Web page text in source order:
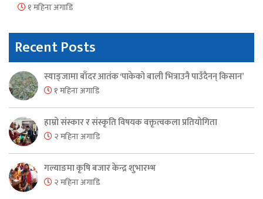
१ महिना अगाडि
Recent Posts
स्याङ्जामा बाँदर आतंक ‘पाकेको बाली भित्राउनै पाउँदैनन् किसान’
१ महिना अगाडि
हाम्रो संस्कार र संस्कृति विषयक वक्तृत्वकला प्रतियोगिता
२ महिना अगाडि
गल्याङमा कृषि बजार केन्द्र शुभारम्भ
२ महिना अगाडि